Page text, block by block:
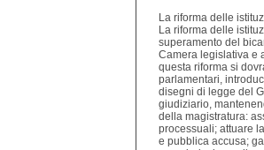
La riforma delle
La riforma delle
superamento del
Camera legislativa e
questa riforma si
parlamentari,
disegni di legge del
giudiziario,
della magistratura:
processuali; attuare
e pubblica accusa;